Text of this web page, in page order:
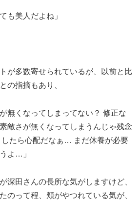
も美人だよね」
が多数寄せられているが、以前と比
の指摘もあり、
無くなってしまってない？ 修正な
敵さが無くなってしまうんじゃ残念
たら心配だなぁ… まだ休養が必要
よ…」
深田さんの長所な気がしますけど、
のって程、頬がやつれている気が、